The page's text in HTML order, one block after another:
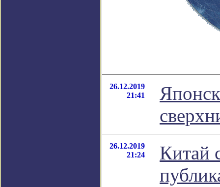
26.12.2019
21:41
26.12.2019
21:24
Китай